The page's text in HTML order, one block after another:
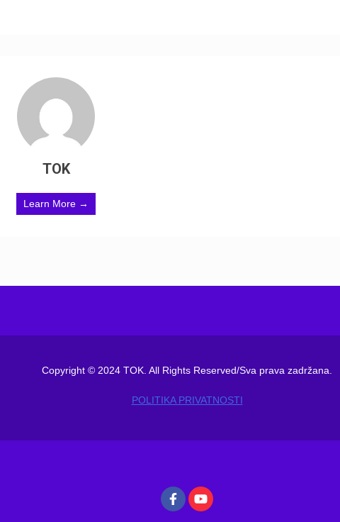
TOK
Learn More →
Copyright © 2024 TOK. All Rights Reserved/Sva prava zadržana.
POLITIKA PRIVATNOSTI